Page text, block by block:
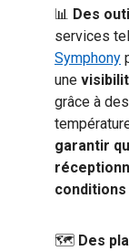
📊 Des
services
Symphony
une
grâce à
garantir
🗺 Des